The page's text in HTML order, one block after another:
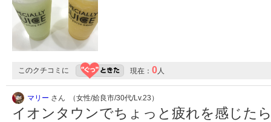
このクチコミに 現在： 0人
マリー さん （女性/姶良市/30代/Lv.23）
イオンタウンでちょっと疲れを感じた